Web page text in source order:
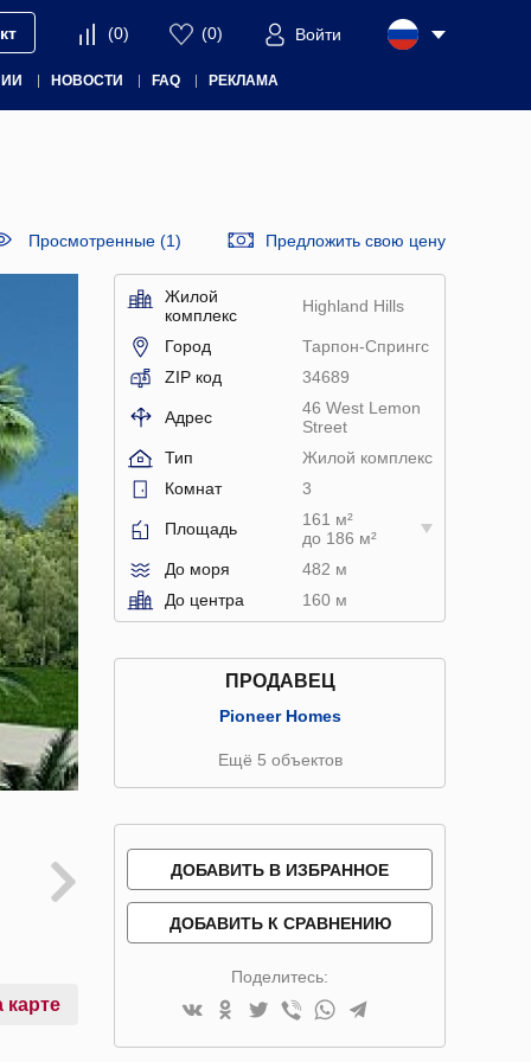
(0) (0) Войти
НОВОСТИ FAQ РЕКЛАМА
Просмотренные (1) Предложить свою цену
карте
Жилой
комплекс
Highland Hills
Город
Тарпон-Спрингс
ZIP код
34689
Адрес
46 West Lemon
Street
Тип
Жилой комплекс
Комнат
3
Площадь
161 м²
до 186 м²
До моря
482 м
До центра
160 м
ПРОДАВЕЦ
Pioneer Homes
Ещё 5 объектов
ДОБАВИТЬ В ИЗБРАННОЕ
ДОБАВИТЬ К СРАВНЕНИЮ
Поделитесь: